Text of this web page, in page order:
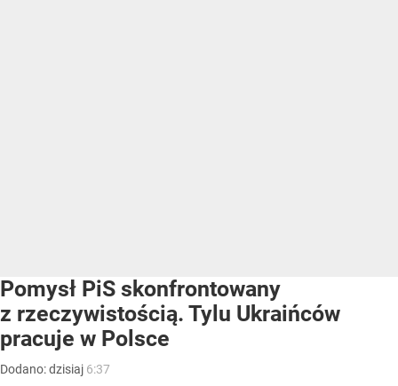
Pomysł PiS skonfrontowany
z rzeczywistością. Tylu Ukraińców
pracuje w Polsce
Dodano:dzisiaj 6:37